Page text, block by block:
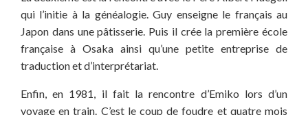
qui l’initie à la généalogie. Guy enseigne le français au
Japon dans une pâtisserie. Puis il crée la première école
française à Osaka ainsi qu’une petite entreprise de
traduction et d’interprétariat.
Enfin, en 1981, il fait la rencontre d’Emiko lors d’un
voyage en train. C’est le coup de foudre et quatre mois